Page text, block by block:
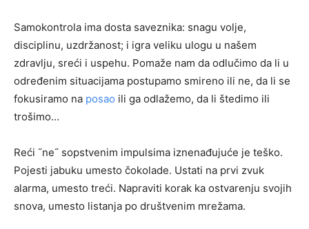
Samokontrola ima dosta saveznika: snagu volje,
disciplinu, uzdržanost; i igra veliku ulogu u našem
zdravlju, sreći i uspehu. Pomaže nam da odlučimo da li u
određenim situacijama postupamo smireno ili ne, da li se
fokusiramo na posao ili ga odlažemo, da li štedimo ili
trošimo…
Reći ˝ne˝ sopstvenim impulsima iznenađujuće je teško.
Pojesti jabuku umesto čokolade. Ustati na prvi zvuk
alarma, umesto treći. Napraviti korak ka ostvarenju svojih
snova, umesto listanja po društvenim mrežama.